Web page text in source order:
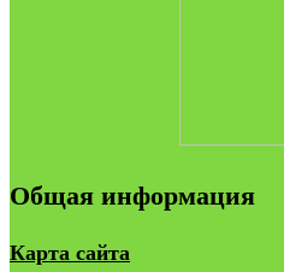
Общая информация
Карта сайта